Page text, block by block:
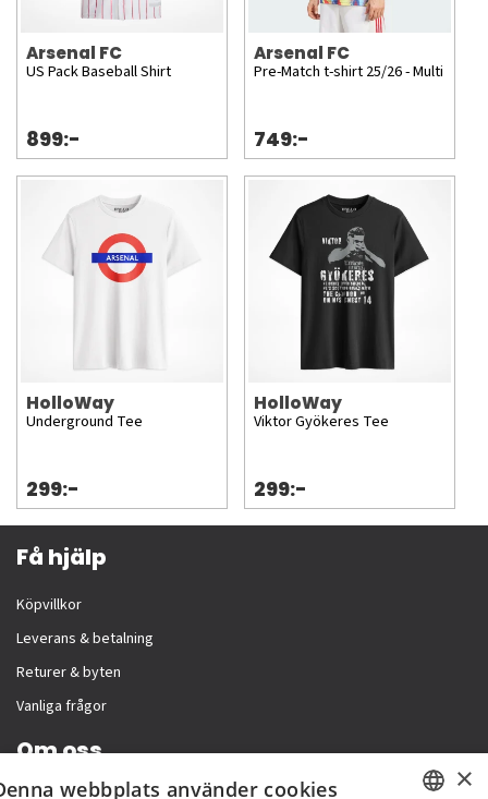
Arsenal FC
US Pack Baseball Shirt
899:-
Arsenal FC
Pre-Match t-shirt 25/26 - Multi
749:-
HolloWay
Underground Tee
299:-
HolloWay
Viktor Gyökeres Tee
299:-
Få hjälp
Köpvillkor
Leverans & betalning
Returer & byten
Vanliga frågor
Om oss
×
webbplats använder cookies